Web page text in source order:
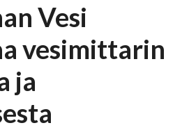
Vesi
vesimittarin
ja